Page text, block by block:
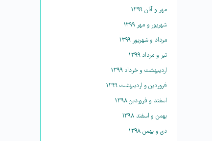
مهر و آبان ۱۳۹۹
شهریور و مهر ۱۳۹۹
مرداد و شهریور ۱۳۹۹
تیر و مرداد ۱۳۹۹
اردیبهشت و خرداد ۱۳۹۹
فروردین و اردیبهشت ۱۳۹۹
اسفند و فروردین ۱۳۹۸
بهمن و اسفند ۱۳۹۸
دی و بهمن ۱۳۹۸